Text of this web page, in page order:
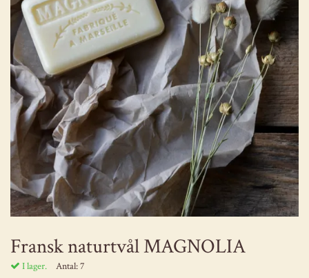
Fransk naturtvål MAGNOLIA
I lager. Antal:7